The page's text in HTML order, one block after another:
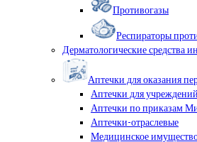
Противогазы
Респираторы
Дерматологические средства
Аптечки для оказания
Аптечки для
Аптечки по приказам
Аптечки-отраслевые
Медицинское